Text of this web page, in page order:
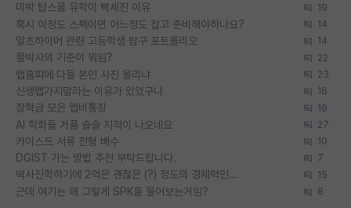
미박 탑스쿨 유학이 빡세진 이유 19
혹시 이정도 스펙이면 어느정도 잡고 준비해야하나요? 14
알츠하이머 관련 고등학생 탐구 포트폴리오 14
물박사의 기준이 뭐임? 22
랩홈피에 다들 본인 사진 올리냐 23
신생랩가지말라는 이유가 있었구나 16
장학금 모은 랩비통장 19
AI 학회들 거품 슬슬 지적이 나오네요 27
카이스트 서류 전형 배수 10
DGIST 가는 방법 추천 부탁드립니다. 7
박사진학하기에 2억은 괜찮은 (?) 정도의 경제력인가요 15
근데 여기는 왜 그렇게 SPK를 물어보는거임? 8